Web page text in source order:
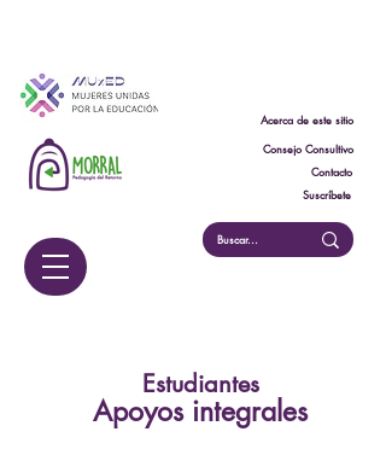
Acerca de este sitio
Consejo Consultivo
Contacto
Suscríbete
Estudiantes
Apoyos integrales